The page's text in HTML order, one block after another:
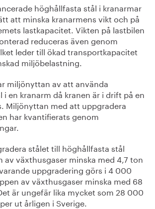
höghållfasta stål i kranarmar
att minska kranarmens vikt och på
lastkapacitet. Vikten på lastbilen
reduceras även genom
leder till ökad transportkapacitet
miljöbelastning.
miljönyttan av att använda
i en kranarm då kranen är i drift på en
Miljönyttan med att uppgradera
har kvantifierats genom
stålet till höghållfasta stål
av växthusgaser minska med 4,7 ton
uppgradering görs i 4 000
av växthusgaser minska med 68
är ungefär lika mycket som 28 000
ut årligen i Sverige.